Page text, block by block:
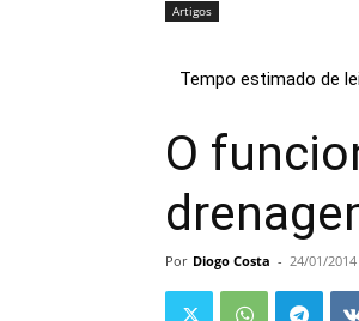
Artigos
O
Por Diogo Costa - 24/01/2014